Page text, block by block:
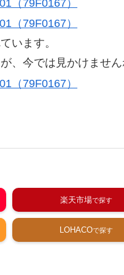
います。
、今では見かけません
楽天市場
LOHACO